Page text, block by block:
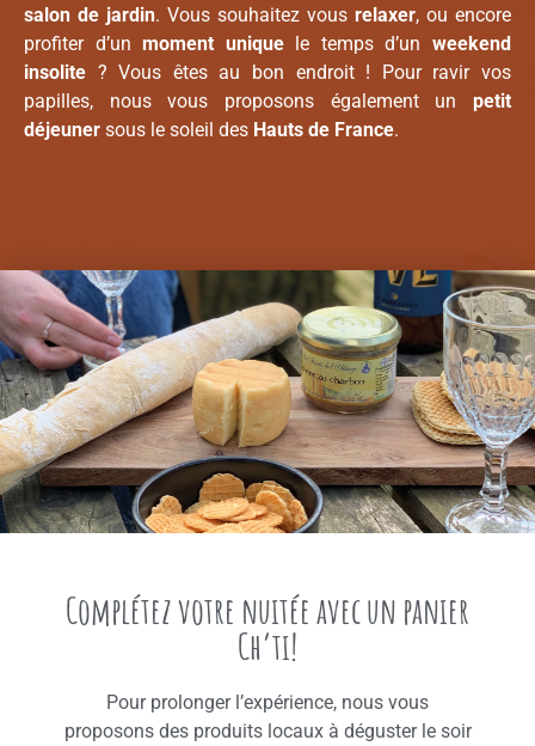
salon de jardin. Vous souhaitez vous relaxer, ou encore
profiter d’unmoment uniquele temps d’unweekend
insolite ? Vous êtes au bon endroit ! Pour ravir vos
papilles, nous vous proposons également un petit
déjeuner sous le soleil des Hauts de France.
Complétez votre nuitée avec un panier
Ch’ti!
Pour prolonger l’expérience, nous vous
proposons des produits locaux à déguster le soir